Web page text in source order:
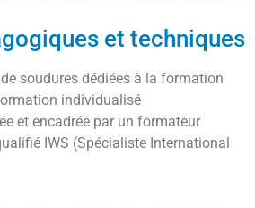
et techniques
soudures dédiées à la formation
individualisé
et encadrée par un formateur
IWS (Spécialiste International